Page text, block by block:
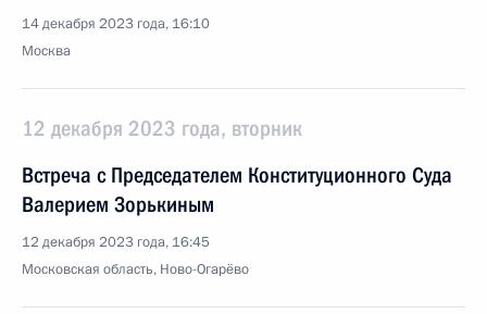
14 декабря 2023 года, 16:10
Москва
12 декабря 2023 года, вторник
Встреча с Председателем Конституционного Суда
Валерием Зорькиным
12 декабря 2023 года, 16:45
Московская область, Ново-Огарёво